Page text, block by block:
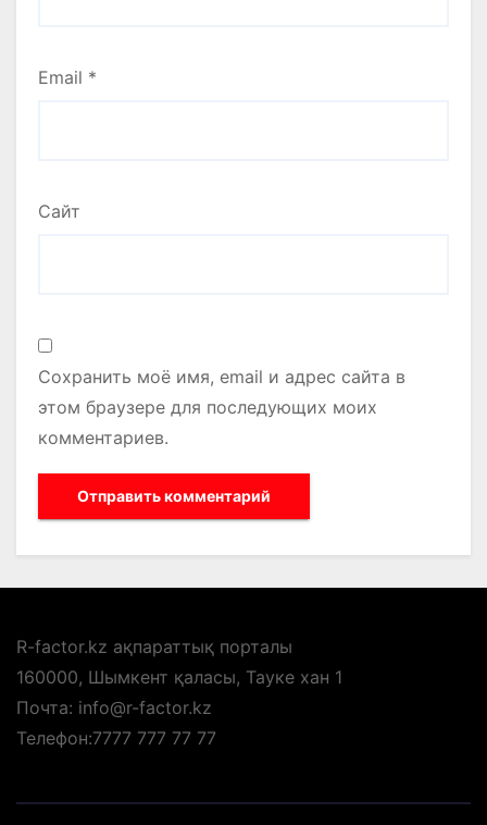
Email *
Сайт
Сохранить моё имя, email и адрес сайта в
этом браузере для последующих моих
комментариев.
R-factor.kz ақпараттық порталы
160000, Шымкент қаласы, Тауке хан 1
Почта: info@r-factor.kz
Телефон:7777 777 77 77